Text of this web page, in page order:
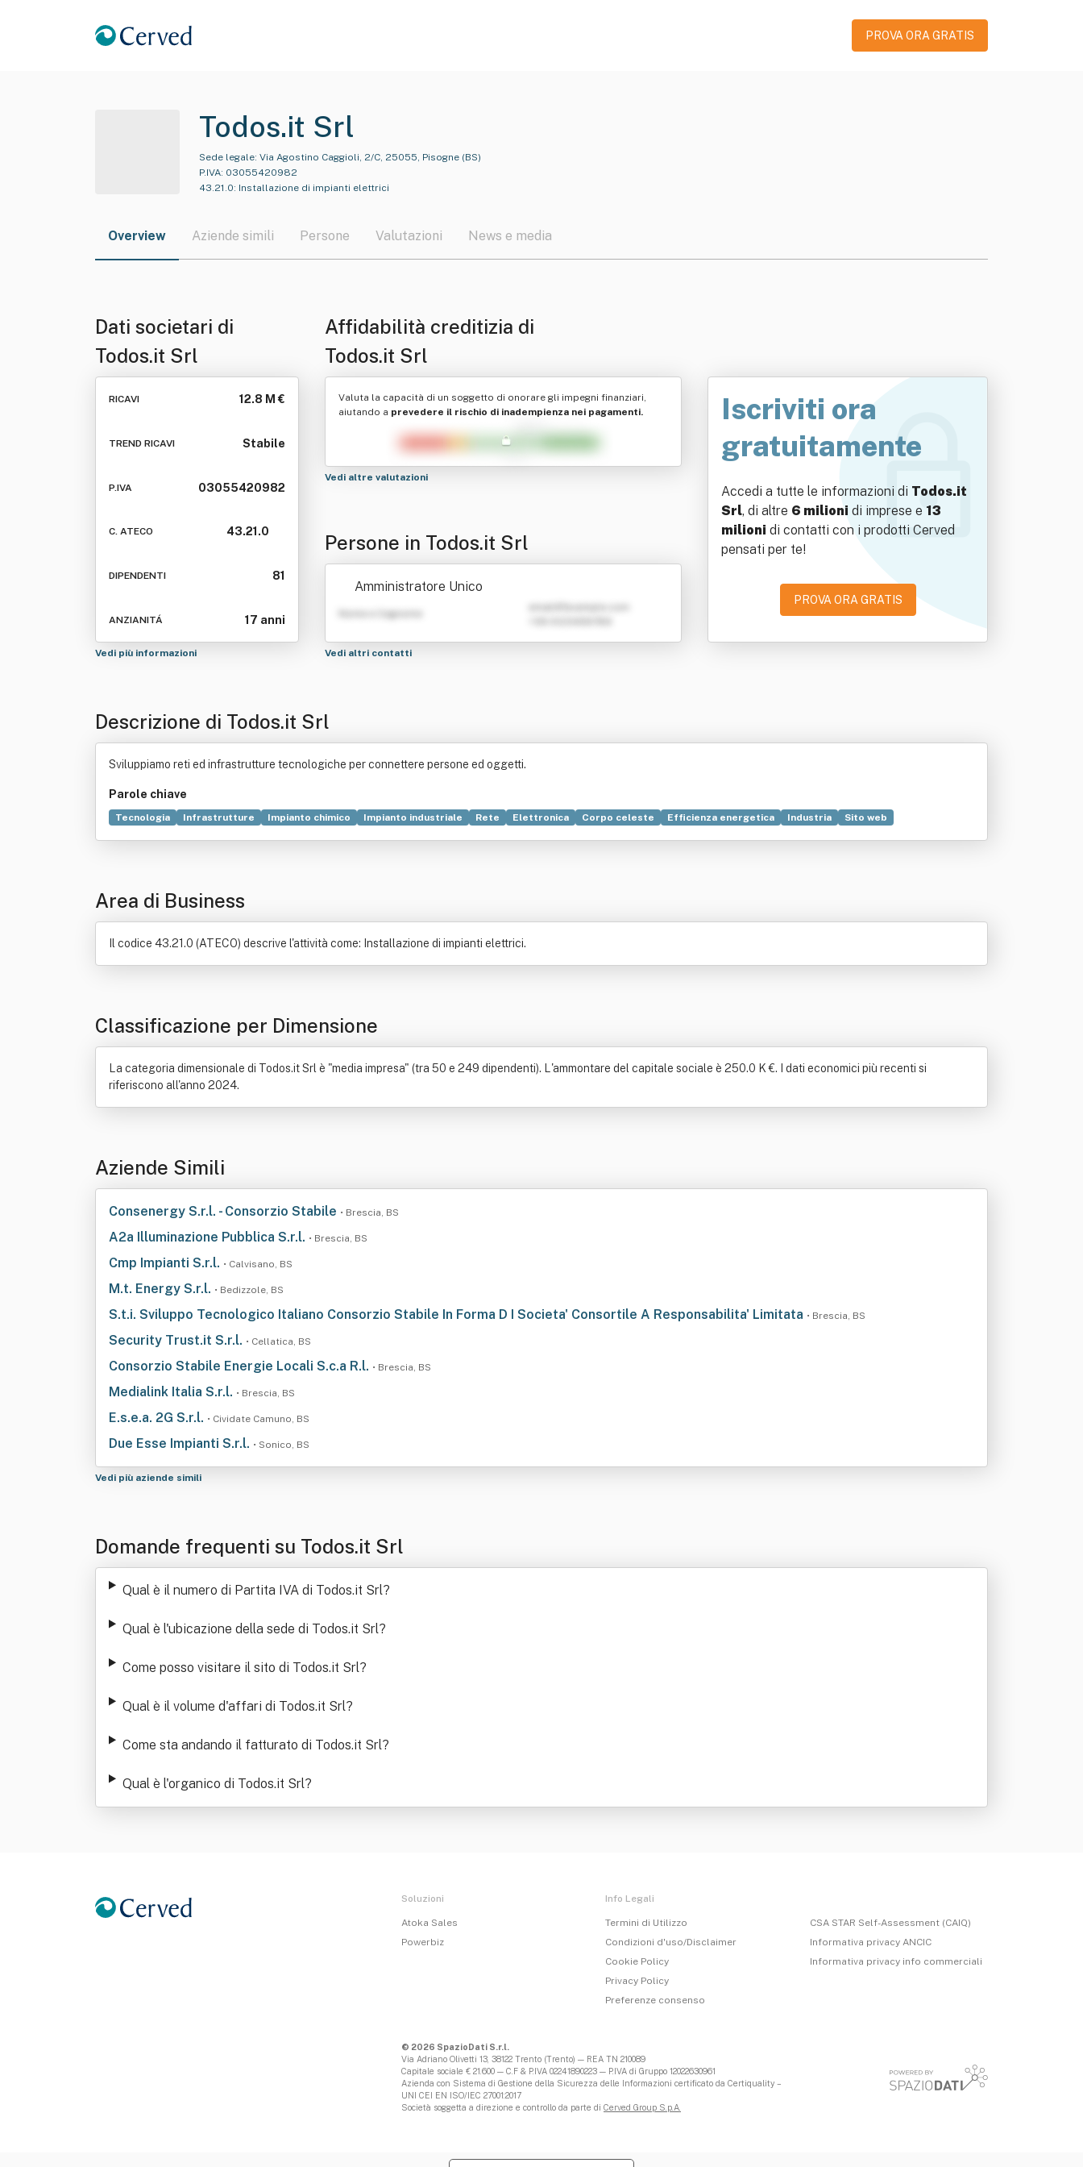
PROVA ORA GRATIS
Todos.it Srl
Sede legale: Via Agostino Caggioli, 2/C, 25055, Pisogne (BS)
P.IVA: 03055420982
43.21.0: Installazione di impianti elettrici
Overview Aziende simili Persone Valutazioni News e media
Dati societari di
Todos.it Srl
RICAVI 12.8 M €
TREND RICAVI Stabile
P.IVA 03055420982
C. ATECO 43.21.0
DIPENDENTI 81
ANZIANITÁ 17 anni
Vedi più informazioni
Affidabilità creditizia di
Todos.it Srl
Valuta la capacità di un soggetto di onorare gli impegni finanziari,
aiutando a prevedere il rischio di inadempienza nei pagamenti.
Vedi altre valutazioni
Persone in Todos.it Srl
Amministratore Unico
Nome e Cognome
Vedi altri contatti
Iscriviti ora
gratuitamente
Accedi a tutte le informazioni di Todos.it
Srl, di altre 6 milioni di imprese e 13
milioni di contatti con i prodotti Cerved
pensati per te!
PROVA ORA GRATIS
Descrizione di Todos.it Srl
Sviluppiamo reti ed infrastrutture tecnologiche per connettere persone ed oggetti.
Parole chiave
Tecnologia Infrastrutture Impianto chimico Impianto industriale Rete Elettronica Corpo celeste Efficienza energetica Industria
Sito web
Area di Business
Il codice 43.21.0 (ATECO) descrive l'attività come: Installazione di impianti elettrici.
Classificazione per Dimensione
La categoria dimensionale di Todos.it Srl è "media impresa" (tra 50 e 249 dipendenti). L'ammontare del capitale sociale è 250.0 K €. I dati economici più recenti si
riferiscono all'anno 2024.
Aziende Simili
Consenergy S.r.l. - Consorzio Stabile • Brescia, BS
A2a Illuminazione Pubblica S.r.l. • Brescia, BS
Cmp Impianti S.r.l. • Calvisano, BS
M.t. Energy S.r.l. • Bedizzole, BS
S.t.i. Sviluppo Tecnologico Italiano Consorzio Stabile In Forma D I Societa' Consortile A Responsabilita' Limitata • Brescia, BS
Security Trust.it S.r.l. • Cellatica, BS
Consorzio Stabile Energie Locali S.c.a R.l. • Brescia, BS
Medialink Italia S.r.l. • Brescia, BS
E.s.e.a. 2G S.r.l. • Cividate Camuno, BS
Due Esse Impianti S.r.l. • Sonico, BS
Vedi più aziende simili
Domande frequenti su Todos.it Srl
Qual è il numero di Partita IVA di Todos.it Srl?
Qual è l'ubicazione della sede di Todos.it Srl?
Come posso visitare il sito di Todos.it Srl?
Qual è il volume d'affari di Todos.it Srl?
Come sta andando il fatturato di Todos.it Srl?
Qual è l'organico di Todos.it Srl?
Soluzioni
Atoka Sales
Powerbiz
Info Legali
Termini di Utilizzo
Condizioni d'uso/Disclaimer
Cookie Policy
Privacy Policy
Preferenze consenso
CSA STAR Self-Assessment (CAIQ)
Informativa privacy ANCIC
Informativa privacy info commerciali
© 2026 SpazioDati S.r.l.
Via Adriano Olivetti 13, 38122 Trento (Trento) — REA TN 210089
Capitale sociale € 21.600 — C.F & P.IVA 02241890223 — P.IVA di Gruppo 12022630961
Azienda con Sistema di Gestione della Sicurezza delle Informazioni certificato da Certiquality –
UNI CEI EN ISO/IEC 27001:2017
Società soggetta a direzione e controllo da parte di Cerved Group S.p.A.